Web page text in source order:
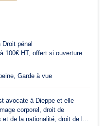
pénal
100€ HT, offert si ouverture
Garde à vue
avocate à Dieppe et elle
corporel, droit de
de la nationalité, droit de la